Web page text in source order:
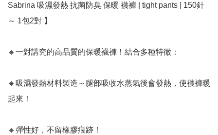
Sabrina 吸濕發熱 抗菌防臭 保暖 襪褲 | tight pants | 150針
～ 1包2對 】
🔹一對講究的高品質的保暖襪褲！結合多種特徵：
🔹吸濕發熱材料製造～腿部吸收水蒸氣後會發熱，使襪褲暖
起來！
🔹彈性好，不留橡膠痕跡！